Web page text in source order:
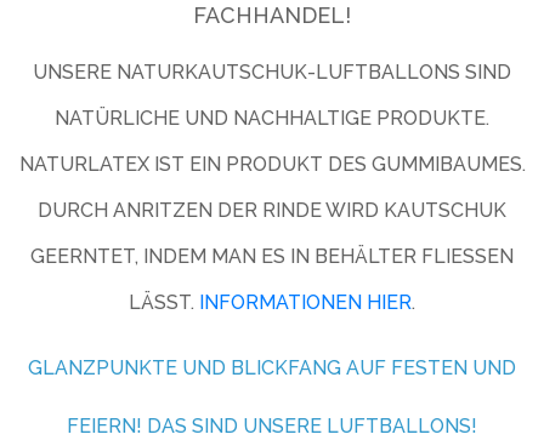
FACHHANDEL!
UNSERE NATURKAUTSCHUK-LUFTBALLONS SIND
NATÜRLICHE UND NACHHALTIGE PRODUKTE.
NATURLATEX IST EIN PRODUKT DES GUMMIBAUMES.
DURCH ANRITZEN DER RINDE WIRD KAUTSCHUK
GEERNTET, INDEM MAN ES IN BEHÄLTER FLIESSEN L
ÄSST. INFORMATIONEN HIER.
GLANZPUNKTE UND BLICKFANG AUF FESTEN UND
FEIERN! DAS SIND UNSERE LUFTBALLONS!